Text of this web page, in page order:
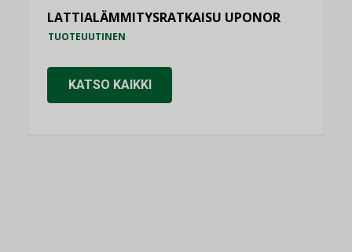
LATTIALÄMMITYSRATKAISU UPONOR
TUOTEUUTINEN
KATSO KAIKKI